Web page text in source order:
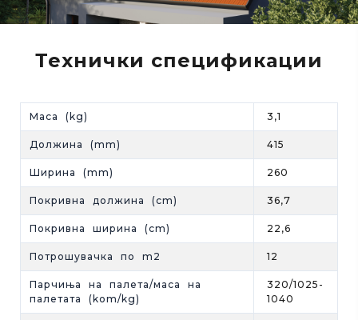
Технички спецификации
Маса (kg) 3,1
Должина (mm) 415
Ширина (mm) 260
Покривна должина (cm) 36,7
Покривна ширина (cm) 22,6
Потрошувачка по m2 12
Парчиња на палета/маса на
палетата (kom/kg)
320/1025-
1040